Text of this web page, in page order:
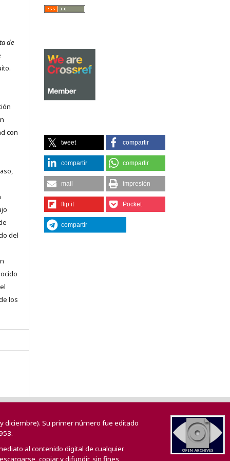
de
con
del
los
tweet compartir
compartir compartir
mail impresión
flip it Pocket
compartir
diciembre). Su primer número fue editado
al contenido digital de cualquier
copiar y difundir, sin fines